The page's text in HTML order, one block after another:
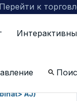
Перейти к
AJ)